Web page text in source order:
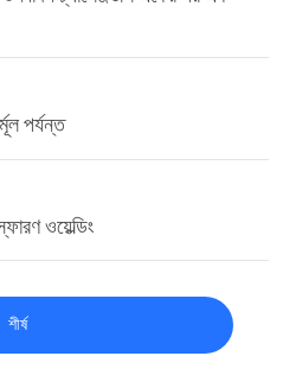
পর্যন্ত
ওয়েল্ডিং
শীর্ষ